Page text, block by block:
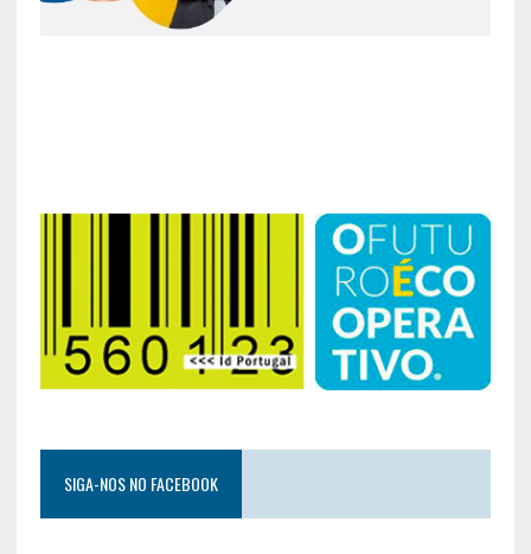
SIGA-NOS NO FACEBOOK